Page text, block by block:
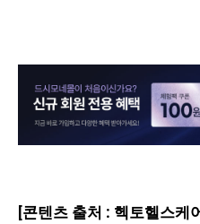
[콘텐츠 출처 : 헥토헬스케